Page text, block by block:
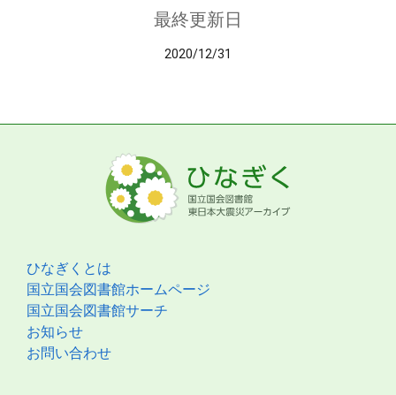
最終更新日
2020/12/31
ひなぎくとは
国立国会図書館ホームページ
国立国会図書館サーチ
お知らせ
お問い合わせ